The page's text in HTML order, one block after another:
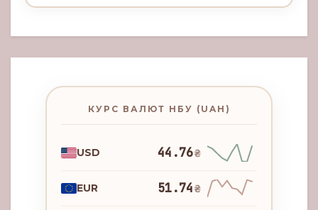
КУРС ВАЛЮТ НБУ (UAH)
USD 44.76₴
EUR 51.74₴